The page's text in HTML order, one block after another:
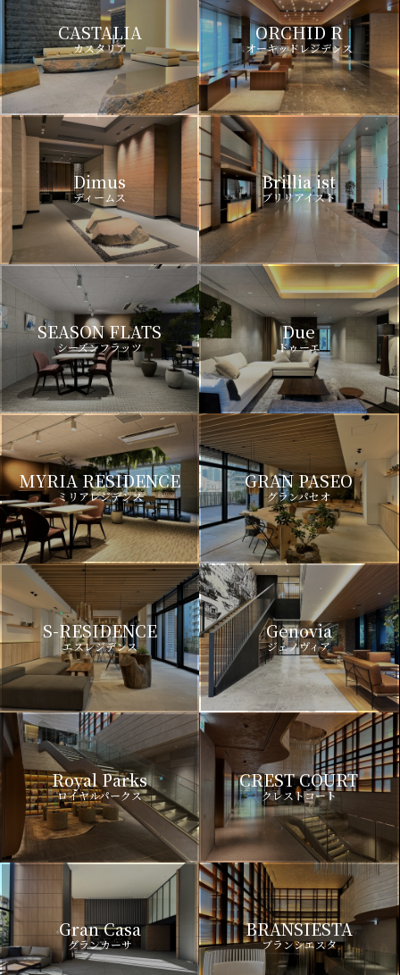
CASTALIA
カスタリア
ORCHID R
オーキッドレジデンス
Dimus
ディームス
Brillia ist
ブリリアイスト
SEASON FLATS
シーズンフラッツ
Due
ドゥーエ
MYRIA RESIDENCE
ミリアレジデンス
GRAN PASEO
グランパセオ
S-RESIDENCE
エスレジデンス
Genovia
ジェノヴィア
Royal Parks
ロイヤルパークス
CREST COURT
クレストコート
Gran Casa
グランカーサ
BRANSIESTA
ブランシエスタ